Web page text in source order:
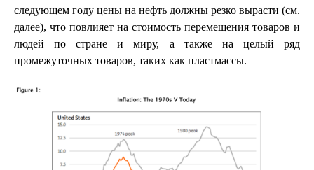
следующем году цены на нефть должны резко вырасти (см.
далее), что повлияет на стоимость перемещения товаров и
людей по стране и миру, а также на целый ряд
промежуточных товаров, таких как пластмассы.